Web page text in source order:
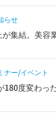
らせ
集結。美容
ナー/イベント
180度変わ